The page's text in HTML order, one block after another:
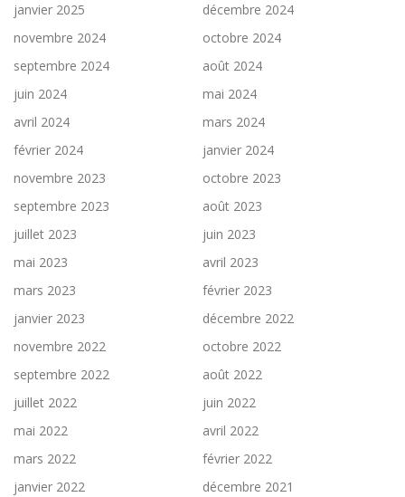
janvier 2025
décembre 2024
novembre 2024
octobre 2024
septembre 2024
août 2024
juin 2024
mai 2024
avril 2024
mars 2024
février 2024
janvier 2024
novembre 2023
octobre 2023
septembre 2023
août 2023
juillet 2023
juin 2023
mai 2023
avril 2023
mars 2023
février 2023
janvier 2023
décembre 2022
novembre 2022
octobre 2022
septembre 2022
août 2022
juillet 2022
juin 2022
mai 2022
avril 2022
mars 2022
février 2022
janvier 2022
décembre 2021